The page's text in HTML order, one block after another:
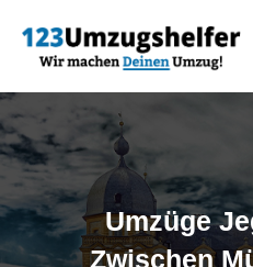
Umzüge
Zwischen